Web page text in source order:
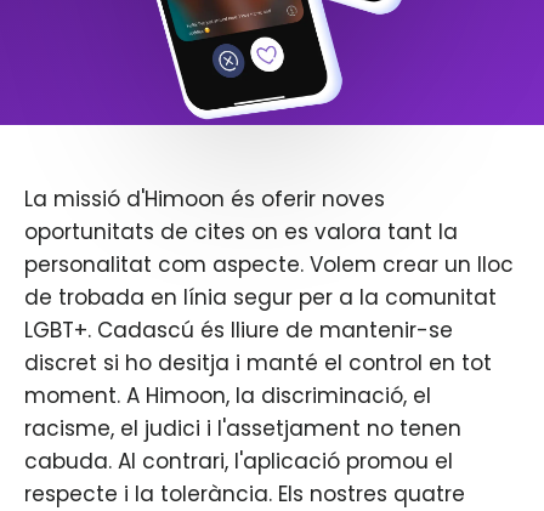
La missió d'Himoon és oferir noves
oportunitats de cites on es valora tant la
personalitat com aspecte. Volem crear un lloc
de trobada en línia segur per a la comunitat
LGBT+. Cadascú és lliure de mantenir-se
discret si ho desitja i manté el control en tot
moment. A Himoon, la discriminació, el
racisme, el judici i l'assetjament no tenen
cabuda. Al contrari, l'aplicació promou el
respecte i la tolerància. Els nostres quatre